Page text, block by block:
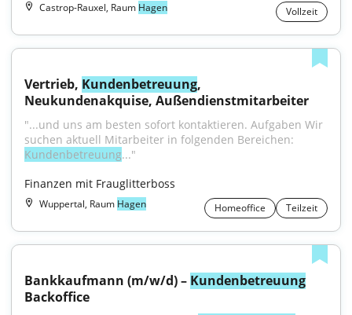
Castrop-Rauxel, Raum Hagen Vollzeit
Vertrieb, Kundenbetreuung,
Neukundenakquise, Außendienstmitarbeiter
"...und uns am besten sofort kontaktieren. Aufgaben Wir
Kundenbetreuung..."
Finanzen mit Frauglitterboss
Wuppertal, Raum Hagen Homeoffice Teilzeit
Bankkaufmann (m/w/d) – Kundenbetreuung
Backoffice